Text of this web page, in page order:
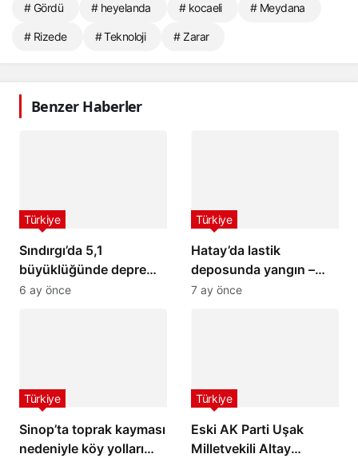
# Gördü # heyelanda # kocaeli # Meydana
# Rizede # Teknoloji # Zarar
Benzer Haberler
Sındırgı’da 5,1
büyüklüğünde deprem:
İstanbul ve İzmir’de de
Türkiye
6 ay önce
Hatay’da lastik
deposunda yangın –
Son Dakika Haberleri
Türkiye
7 ay önce
Sinop’ta toprak kayması
nedeniyle köy yolları
Türkiye
Eski AK Parti Uşak
Milletvekili Altay
Türkiye